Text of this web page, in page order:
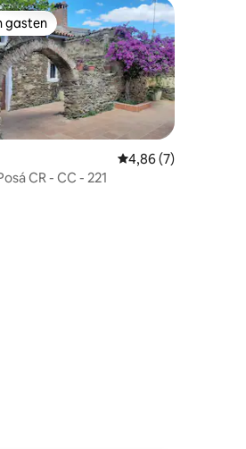
4,86 op 5, 7 recensies
gasten
gasten
Gemiddelde
4,86 (7)
Landhuis La Posá CR - CC - 221